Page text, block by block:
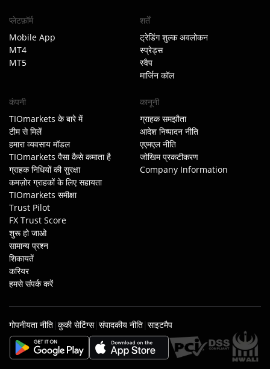
प्लेटफ़ॉर्म
Mobile App
MT4
MT5
शर्तें
ट्रेडिंग शुल्क अवलोकन
स्प्रेड्स
स्वैप
मार्जिन कॉल
कंपनी
TIOmarkets के बारे में
टीम से मिलें
हमारा व्यवसाय मॉडल
TIOmarkets पैसा कैसे कमाता है
ग्राहक निधियों की सुरक्षा
कमज़ोर ग्राहकों के लिए सहायता
TIOmarkets समीक्षा
Trust Pilot
FX Trust Score
शुरू हो जाओ
सामान्य प्रश्न
शिकायतें
करियर
हमसे संपर्क करें
कानूनी
ग्राहक समझौता
आदेश निष्पादन नीति
एएमएल नीति
जोखिम प्रकटीकरण
Company Information
गोपनीयता नीति| कुकी सेटिंग्स| संपादकीय नीति| साइटमैप